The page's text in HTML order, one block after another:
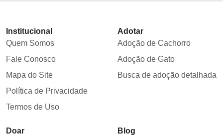
Institucional
Quem Somos
Fale Conosco
Mapa do Site
Política de Privacidade
Termos de Uso
Adotar
Adoção de Cachorro
Adoção de Gato
Busca de adoção detalhada
Doar
Blog